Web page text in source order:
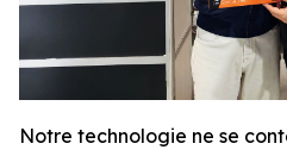
Notre technologie ne se